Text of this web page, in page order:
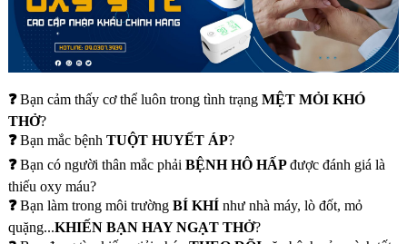
❓Bạn cảm thấy cơ thể luôn trong tình trạng MỆT MỎI KHÓ
THỞ?
❓Bạn mắc bệnh TUỘT HUYẾT ÁP?
❓Bạn có người thân mắc phải BỆNH HÔ HẤPđược đánh giá là
thiếu oxy máu?
❓Bạn làm trong môi trườngBÍ KHÍnhư nhà máy, lò đốt, mỏ
quặng...KHIẾN BẠN HAY NGẠT THỞ?